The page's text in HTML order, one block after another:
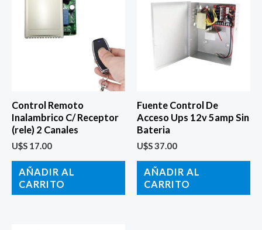
Control Remoto
Inalambrico C/ Receptor
(rele) 2 Canales
U$S 17.00
AÑADIR AL
CARRITO
Fuente Control De
Acceso Ups 12v 5amp Sin
Bateria
U$S37.00
AÑADIR AL
CARRITO